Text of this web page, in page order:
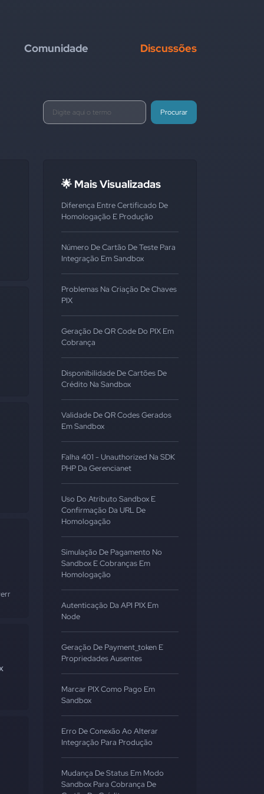
Comunidade Discussões
Procurar
🌟 Mais Visualizadas
Diferença Entre Certificado De
Homologação E Produção
Número De Cartão De Teste Para
Integração Em Sandbox
Problemas Na Criação De Chaves
PIX
Geração De QR Code Do PIX Em
Cobrança
Disponibilidade De Cartões De
Crédito Na Sandbox
Validade De QR Codes Gerados
Em Sandbox
Falha 401 - Unauthorized Na SDK
PHP Da Gerencianet
Uso Do Atributo Sandbox E
Confirmação Da URL De
Homologação
Simulação De Pagamento No
Sandbox E Cobranças Em
Homologação
Autenticação Da API PIX Em
Node
Geração De Payment_token E
Propriedades Ausentes
Marcar PIX Como Pago Em
Sandbox
Erro De Conexão Ao Alterar
Integração Para Produção
Mudança De Status Em Modo
Sandbox Para Cobrança De